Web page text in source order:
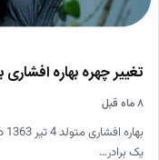
تغییر چهره بهاره افشاری
۸ ماه قبل
یک برادر…